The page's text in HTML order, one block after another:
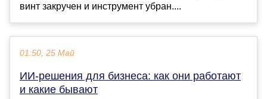
винт закручен и инструмент убран....
01:50, 25 Май
ИИ-решения для бизнеса: как они работают
и какие бывают